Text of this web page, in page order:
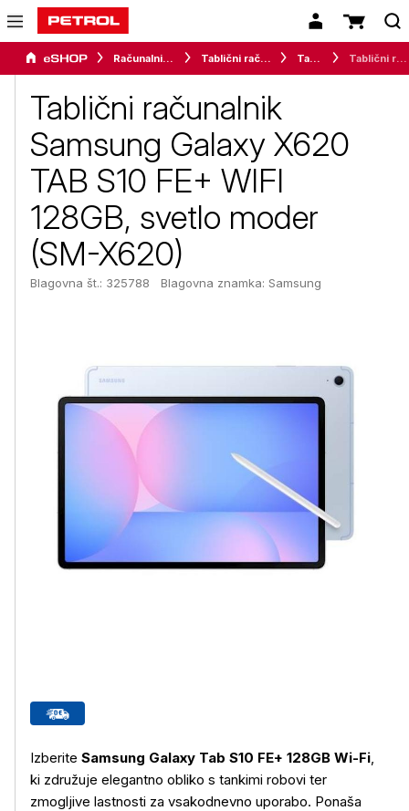
Računalništvo Tablični računalniki in dodatki Tablice
Tablični računalnik
Samsung Galaxy X620
TAB S10 FE+ WIFI
128GB, svetlo moder
(SM-X620)
Blagovna št.: 325788 Blagovna znamka: Samsung
Izberite Samsung Galaxy Tab S10 FE+ 128GB Wi-Fi,
ki združuje elegantno obliko s tankimi robovi ter
zmogljive lastnosti za vsakodnevno uporabo. Ponaša